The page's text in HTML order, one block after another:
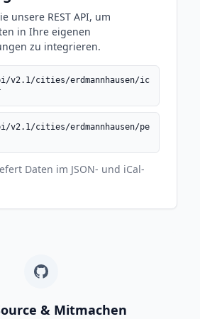
unsere REST API, um
in Ihre eigenen
zu integrieren.
v2.1/cities/erdmannhausen/ic
v2.1/cities/erdmannhausen/pe
Daten im JSON- und iCal-
& Mitmachen